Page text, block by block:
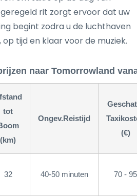
rit zorgt ervoor dat uw
begint zodra u de luchthaven
tijd en klaar voor de muziek.
naar Tomorrowland
tot
(km)
Ongev.Reistijd
(€)
32 40-50 minuten 70 - 95